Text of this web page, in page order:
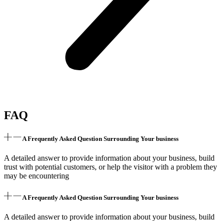
FAQ
A Frequently Asked Question Surrounding Your business
A detailed answer to provide information about your business, build
trust with potential customers, or help the visitor with a problem they
may be encountering
A Frequently Asked Question Surrounding Your business
A detailed answer to provide information about your business, build